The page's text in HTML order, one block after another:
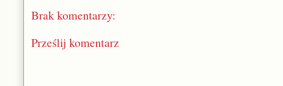
Brak komentarzy:
Prześlij komentarz